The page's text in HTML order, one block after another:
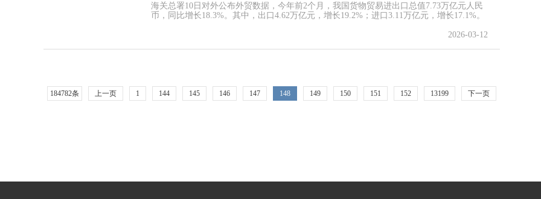
海关总署10日对外公布外贸数据，今年前2个月，我国货物贸易进出口总值7.73万亿元人民
币，同比增长18.3%。其中，出口4.62万亿元，增长19.2%；进口3.11万亿元，增长17.1%。
2026-03-12
184782条 上一页 1 144 145 146 147 148 149 150 151 152 13199 下一页